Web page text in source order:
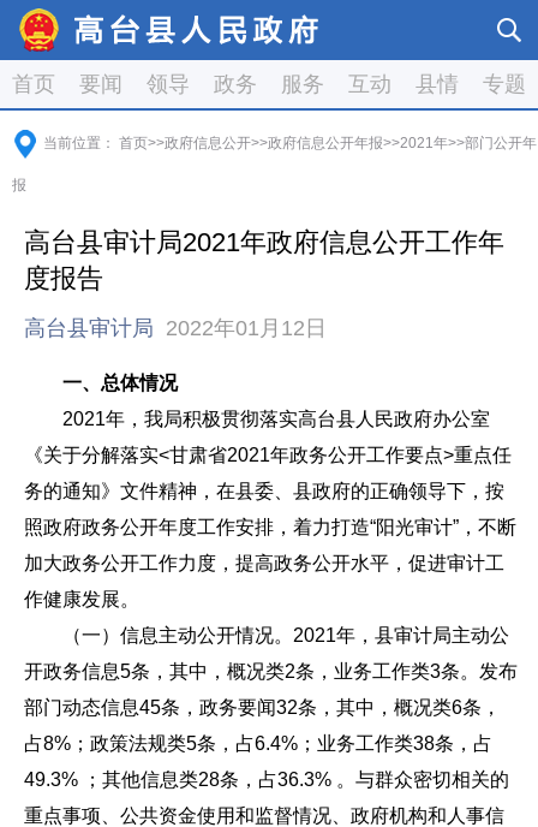
首页 要闻 领导 政务 服务 互动 县情 专题
当前位置： 首页>>政府信息公开>>政府信息公开年报>>2021年>>部门公开年
报
高台县审计局2021年政府信息公开工作年
度报告
高台县审计局 2022年01月12日
一、总体情况
2021年，我局积极贯彻落实高台县人民政府办公室
《关于分解落实<甘肃省2021年政务公开工作要点>重点任
务的通知》文件精神，在县委、县政府的正确领导下，按
照政府政务公开年度工作安排，着力打造“阳光审计”，不断
加大政务公开工作力度，提高政务公开水平，促进审计工
作健康发展。
（一）信息主动公开情况。2021年，县审计局主动公
开政务信息5条，其中，概况类2条，业务工作类3条。发布
部门动态信息45条，政务要闻32条，其中，概况类6条，
占8%；政策法规类5条，占6.4%；业务工作类38条，占
49.3% ；其他信息类28条，占36.3% 。与群众密切相关的
重点事项、公共资金使用和监督情况、政府机构和人事信